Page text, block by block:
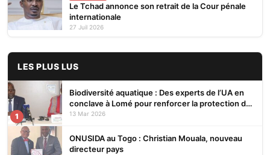
Le Tchad annonce son retrait de la Cour pénale
internationale
27 Juil 2026
LES PLUS LUS
1
Biodiversité aquatique : Des experts de l’UA en
conclave à Lomé pour renforcer la protection des
écosystèmes
13 Mar 2026
ONUSIDA au Togo : Christian Mouala, nouveau
directeur pays